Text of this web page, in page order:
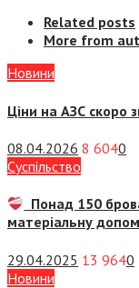
Related posts
More from
Новини
Ціни на АЗС скоро
08.04.2026 8 6040
Суспiльство
Понад 150
матеріальну
29.04.2025 13 9640
Новини